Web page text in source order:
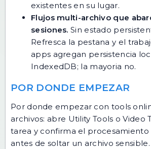
existentes en su lugar.
Flujos multi-archivo que
sesiones. Sin estado
Refresca la pestana y el
apps agregan persistencia
IndexedDB; la mayoria no.
POR DONDE EMPEZAR
Por donde empezar con tools
archivos: abre Utility Tools o Video
tarea y confirma el
antes de soltar un archivo sensible.